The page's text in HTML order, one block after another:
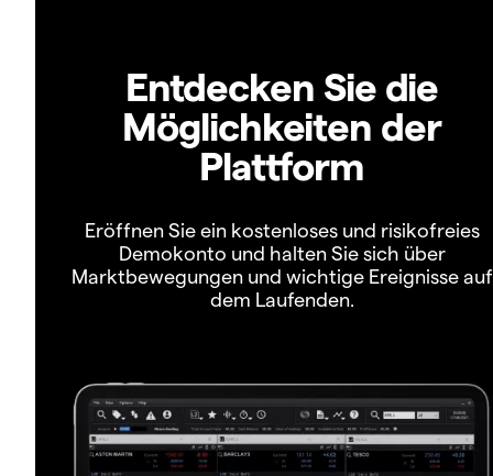
Entdecken Sie die
Möglichkeiten der
Plattform
Eröffnen Sie ein kostenloses und risikofreies
Demokonto und halten Sie sich über
Marktbewegungen und wichtige Ereignisse auf
dem Laufenden.